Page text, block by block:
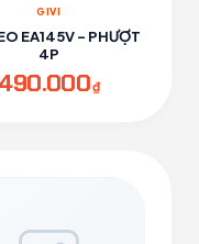
GIVI
EA145V - PHƯỢT
4P
490.000₫